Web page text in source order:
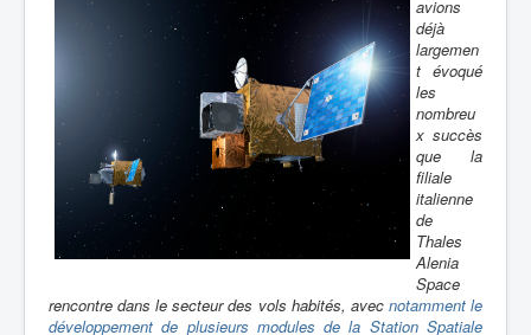
avions
déjà
largemen
t évoqué
les
nombreu
x succès
que la
filiale
italienne
de
Thales
Alenia
Space
rencontre dans le secteur des vols habités, avec notamment le
développement de plusieurs modules de la Station Spatiale